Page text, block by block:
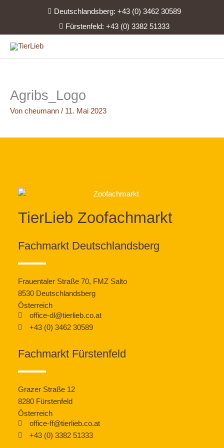
Deutschlandsberg: +43 (0) 3462 30589
Fürstenfeld: +43 (0) 3382 51333
Agribs_Logo
Von cheumann / 11. Mai 2023
TierLieb Zoofachmarkt
Fachmarkt Deutschlandsberg
Frauentaler Straße 70, FMZ Salto
8530 Deutschlandsberg
Österreich
office-dl@tierlieb.co.at
+43 (0) 3462 30589
Fachmarkt Fürstenfeld
Grazer Straße 12
8280 Fürstenfeld
Österreich
office-ff@tierlieb.co.at
+43 (0) 3382 51333